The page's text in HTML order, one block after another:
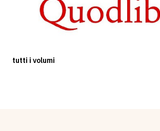
tutti i volumi